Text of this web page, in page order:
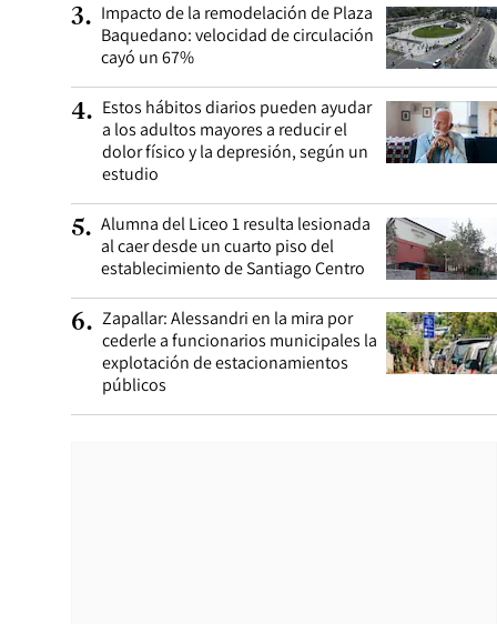
3. Impacto de la remodelación de Plaza
Baquedano: velocidad de circulación
cayó un 67%
4. Estos hábitos diarios pueden ayudar
a los adultos mayores a reducir el
dolor físico y la depresión, según un
estudio
5. Alumna del Liceo 1 resulta lesionada
al caer desde un cuarto piso del
establecimiento de Santiago Centro
6. Zapallar: Alessandri en la mira por
cederle a funcionarios municipales la
explotación de estacionamientos
públicos